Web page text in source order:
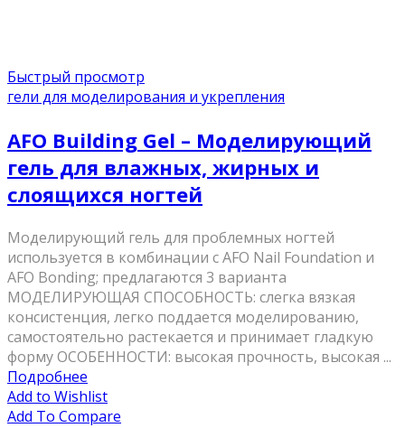
Быстрый просмотр
гели для моделирования и укрепления
AFO Building Gel – Моделирующий
гель для влажных, жирных и
слоящихся ногтей
Моделирующий гель для проблемных ногтей
используется в комбинации с AFO Nail Foundation и
AFO Bonding; предлагаются 3 варианта
МОДЕЛИРУЮЩАЯ СПОСОБНОСТЬ: слегка вязкая
консистенция, легко поддается моделированию,
самостоятельно растекается и принимает гладкую
форму ОСОБЕННОСТИ: высокая прочность, высокая ...
Подробнее
Add to Wishlist
Add To Compare